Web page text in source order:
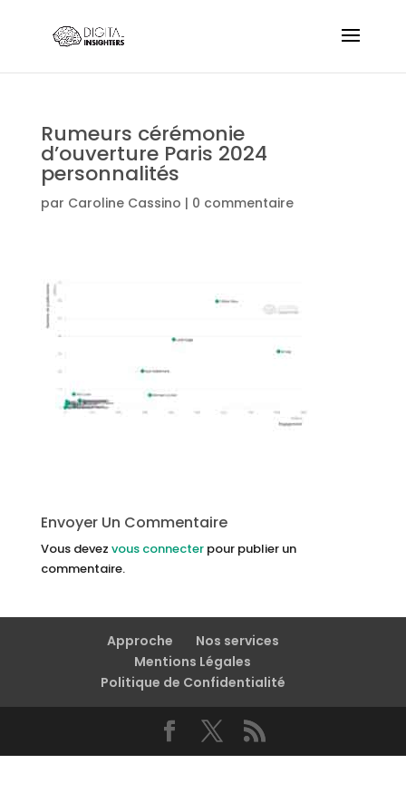
Rumeurs cérémonie
d’ouverture Paris 2024
personnalités
par Caroline Cassino | 0 commentaire
Envoyer Un Commentaire
Vous devez vous connecterpour publier un
commentaire.
Approche
Nos services
Mentions Légales
Politique de Confidentialité